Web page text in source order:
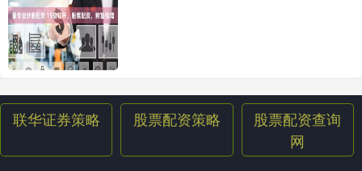
联华证券策略 股票配资策略
股票配资查询
网